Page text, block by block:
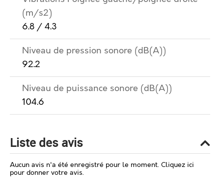
(m/s2)
6.8 / 4.3
Niveau de pression sonore (dB(A))
92.2
Niveau de puissance sonore (dB(A))
104.6
Liste des avis
Aucun avis n'a été enregistré pour le moment. Cliquez ici
pour donner votre avis.